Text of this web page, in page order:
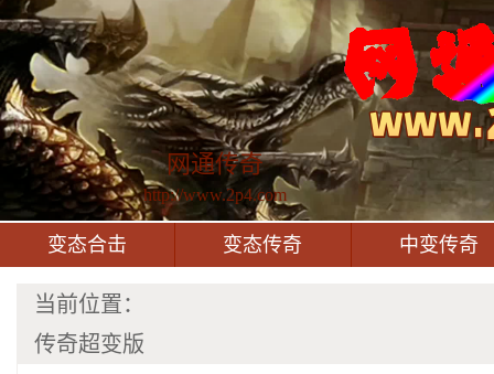
网通传奇
http://www.2p4.com
变态合击 变态传奇 中变传奇
当前位置：
传奇超变版